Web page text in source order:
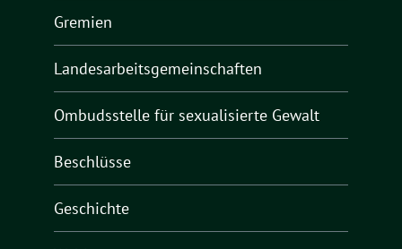
Gremien
Landesarbeitsgemeinschaften
Ombudsstelle für sexualisierte Gewalt
Beschlüsse
Geschichte